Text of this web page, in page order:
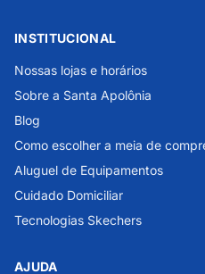
INSTITUCIONAL
Nossas lojas e horários
Sobre a Santa Apolônia
Blog
Como escolher a meia de
Aluguel de Equipamentos
Cuidado Domiciliar
Tecnologias Skechers
AJUDA